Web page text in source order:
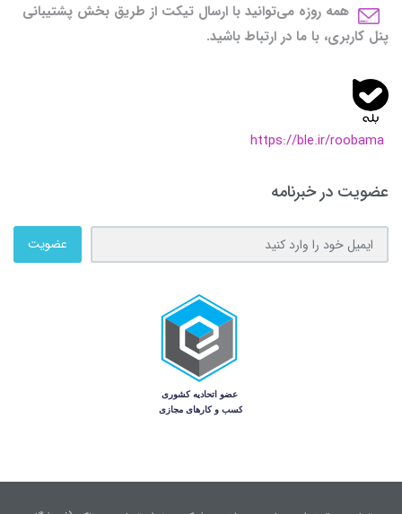
همه روزه می‌توانید با ارسال تیکت از طریق بخش پشتیبانی
پنل کاربری، با ما در ارتباط باشید.
https://ble.ir/roobama
عضویت در خبرنامه
عضویت